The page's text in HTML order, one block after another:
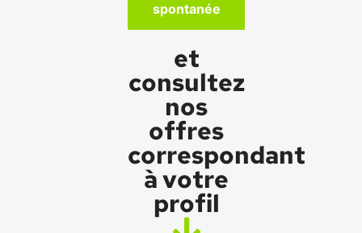
spontanée
et
consultez
nos
offres
correspondant
à votre
profil